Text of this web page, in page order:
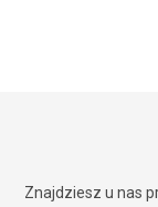
Znajdziesz u nas